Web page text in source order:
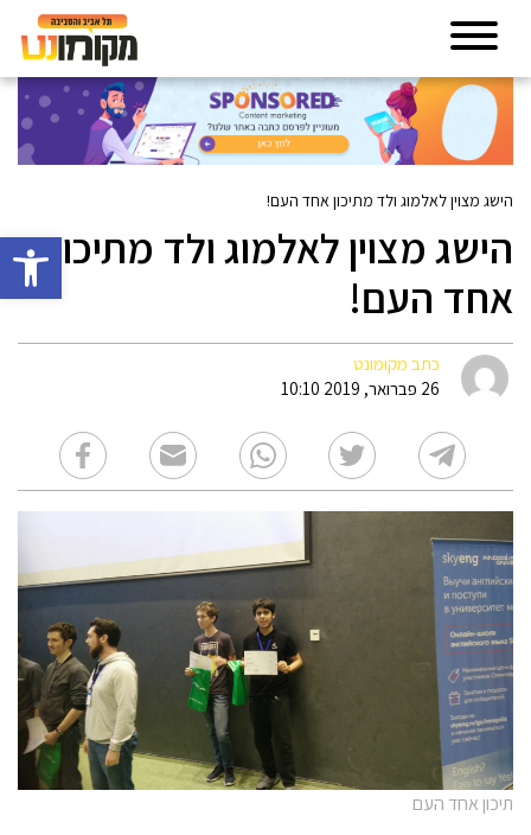
פתח
הישג מצוין לאלמוג ולד מתיכון אחד העם!
הישג מצוין לאלמוג ולד מתיכון
אחד העם!
כתב מקומונט
26 פברואר, 2019 10:10
תיכון אחד העם